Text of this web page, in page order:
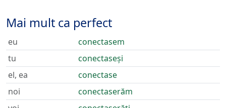
Mai mult ca perfect
eu
conectasem
tu
conectaseși
el, ea
conectase
noi
conectaserăm